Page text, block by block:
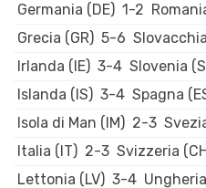
Germania (DE) 1-2
Grecia (GR) 5-6
Irlanda (IE) 3-4 Slovenia
Islanda (IS) 3-4 Spagna
Isola di Man (IM) 2-3
Italia (IT) 2-3 Svizzeria
Lettonia (LV) 3-4